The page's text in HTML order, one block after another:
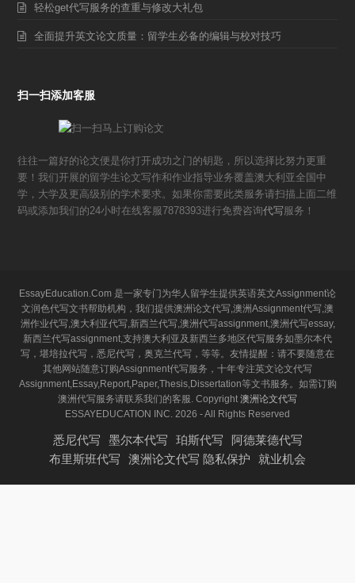
轻松get代写服务的查重与修改大礼包
全面提升英文论文质量：留学生必备的编辑与校对技巧
扫一扫添加客服
往往一篇好的论文便是你打开成功之门的钥匙，所以选择比努力更重
要！我们开展的留学生论文写作和作业指导业务覆盖澳大利亚全国中
学，大学及更高级别的学术要求。如果你需要此类服务请扫描上面二维
码或添加我们的24小时在线客服7878393进行免费咨询代写 服务！
EssayEducation.Com 是一家专门为华人留学生提供英语英文Assignment论
文润色代写文书帮助机构，我们提供澳洲论文代写,澳洲Assignment代写,澳
洲作业代写,澳大利亚代写,新西兰代写,澳洲代写assignment,澳洲代写essay,
新西兰代写assignment,支持澳大利亚及新西兰多地区代写服务如墨尔本代
写，堪培拉代写，悉尼代写，奥克兰代写，等等。友情提醒：请不要随意在
其他网站随意订购Assignment代写服务，十年专注英文论文代写
Assignment,Essay,Report,Paper,Thesis,Dissertation等文书服务。如需订购
澳洲代写服务请联系我们的客服. Copyright 澳洲论文代写
ESSAYEDUCATION INC. 2026 - All Rights Reserved
悉尼代写 墨尔本代写 珀斯代写
阿德莱德代写
布里斯班代写
澳洲论文代写 隐私保护 就业机会